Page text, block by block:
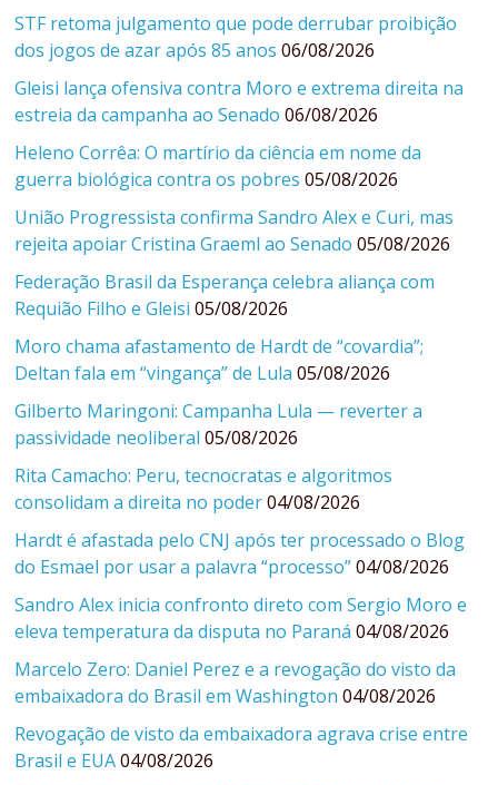
STF retoma julgamento que pode derrubar proibição
dos jogos de azar após 85 anos 06/08/2026
Gleisi lança ofensiva contra Moro e extrema direita na
estreia da campanha ao Senado 06/08/2026
Heleno Corrêa: O martírio da ciência em nome da
guerra biológica contra os pobres 05/08/2026
União Progressista confirma Sandro Alex e Curi, mas
rejeita apoiar Cristina Graeml ao Senado 05/08/2026
Federação Brasil da Esperança celebra aliança com
Requião Filho e Gleisi 05/08/2026
Moro chama afastamento de Hardt de “covardia”;
Deltan fala em “vingança” de Lula 05/08/2026
Gilberto Maringoni: Campanha Lula — reverter a
passividade neoliberal 05/08/2026
Rita Camacho: Peru, tecnocratas e algoritmos
consolidam a direita no poder 04/08/2026
Hardt é afastada pelo CNJ após ter processado o Blog
do Esmael por usar a palavra “processo” 04/08/2026
Sandro Alex inicia confronto direto com Sergio Moro e
eleva temperatura da disputa no Paraná 04/08/2026
Marcelo Zero: Daniel Perez e a revogação do visto da
embaixadora do Brasil em Washington 04/08/2026
Revogação de visto da embaixadora agrava crise entre
Brasil e EUA 04/08/2026